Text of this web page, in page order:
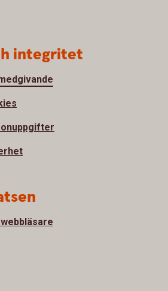
integritet